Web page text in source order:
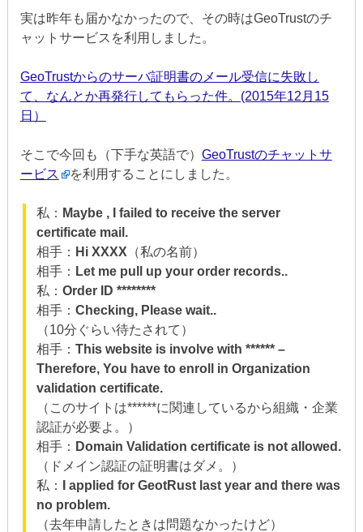
実は昨年も届かなかったので、その時はGeoTrustのチ
ャットサービスを利用しました。
GeoTrustからのサーバ証明書のメール受信に失敗し
て、なんとか再発行してもらった件。(2015年12月15
日）
そこで今回も（下手な英語で） GeoTrustのチャットサ
ービス
を利用することにしました。
私： Maybe , I failed to receive the server
certificate mail.
相手： Hi XXXX （私の名前）
相手： Let me pull up your order records..
私： Order ID ********
相手： Checking, Please wait..
（10分ぐらい待たされて）
相手： This website is involve with ****** –
Therefore, You have to enroll in Organization
validation certificate.
（このサイトは******に関連しているから組織・企業
認証が必要よ。）
相手： Domain Validation certificate is not allowed.
（ドメイン認証の証明書はダメ。）
私：
I applied for GeotRust last year and there was
no problem.
（去年申請したときは問題なかったけど）